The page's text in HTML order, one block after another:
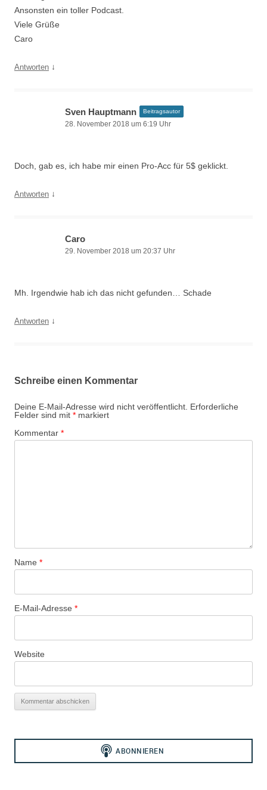
Ansonsten ein toller Podcast.
Viele Grüße
Caro
Antworten ↓
Sven Hauptmann Beitragsautor
28. November 2018 um 6:19 Uhr
Doch, gab es, ich habe mir einen Pro-Acc für 5$ geklickt.
Antworten ↓
Caro
29. November 2018 um 20:37 Uhr
Mh. Irgendwie hab ich das nicht gefunden… Schade
Antworten ↓
Schreibe einen Kommentar
Deine E-Mail-Adresse wird nicht veröffentlicht. Erforderliche
Felder sind mit * markiert
Kommentar *
Name *
E-Mail-Adresse *
Website